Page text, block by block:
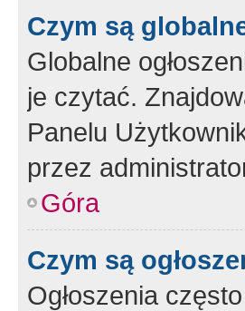
Czym są
Globalne
je czytać.
Panelu
przez
Góra
Czym są
Ogłoszenia